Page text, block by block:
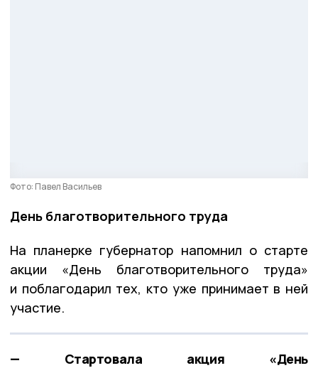
Фото: Павел Васильев
День благотворительного труда
На планерке губернатор напомнил о старте
акции «День благотворительного труда»
и поблагодарил тех, кто уже принимает в ней
участие.
— Стартовала акция «День